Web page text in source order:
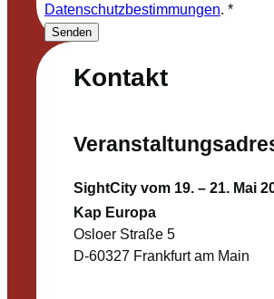
Kontakt
SightCity vom 19. – 21. Mai
Kap Europa
Osloer Straße 5
D-60327 Frankfurt am Main
Datenschutzbestimmungen. *
Senden